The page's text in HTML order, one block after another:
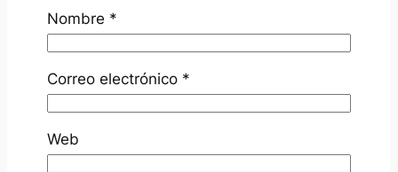
Nombre *
Correo electrónico *
Web